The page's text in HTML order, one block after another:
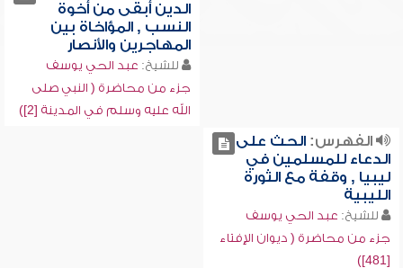
الدين أبقى من أخوة
النسب , المؤاخاة بين
المهاجرين والأنصار
للشيخ: عبد الحي يوسف
جزء من محاضرة ( النبي صلى
الله عليه وسلم في المدينة [2])
الفهرس:الحث على
الدعاء للمسلمين في
ليبيا , وقفة مع الثورة
الليبية
للشيخ: عبد الحي يوسف
جزء من محاضرة ( ديوان الإفتاء
[481])